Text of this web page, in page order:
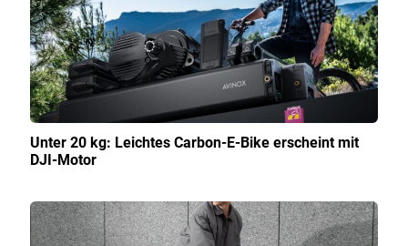
Unter 20 kg: Leichtes Carbon-E-Bike erscheint mit
DJI-Motor